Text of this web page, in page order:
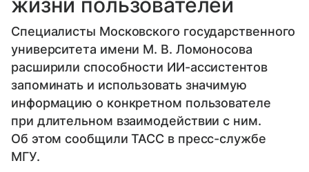
жизни пользователей
Специалисты Московского государственного
университета имени М. В. Ломоносова
расширили способности ИИ-ассистентов
запоминать и использовать значимую
информацию о конкретном пользователе
при длительном взаимодействии с ним.
Об этом сообщили ТАСС в пресс-службе
МГУ.